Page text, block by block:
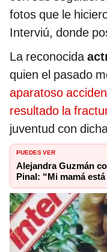
fotos que le
Interviú, donde
La reconocida
quien el pasado
aparatoso
resultado la
juventud con
PUEDES VER
Alejandra Guzmán
Pinal: “Mi mamá